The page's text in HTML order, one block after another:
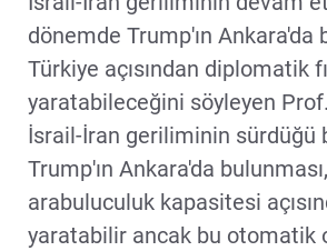
dönemde Trump'ın Ankara'da
Türkiye açısından diplomatik
yaratabileceğini söyleyen
İsrail-İran geriliminin sürdüğü
Trump'ın Ankara'da
arabuluculuk kapasitesi
yaratabilir ancak bu otomatik